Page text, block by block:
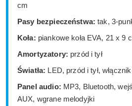
cm
Pasy bezpieczeństwa: tak, 3-
Koła: piankowe koła EVA, 21 x 9
Amortyzatory: przód i tył
Światła: LED, przód i tył,
Panel audio: MP3, Bluetooth,
AUX, wgrane melodyjki